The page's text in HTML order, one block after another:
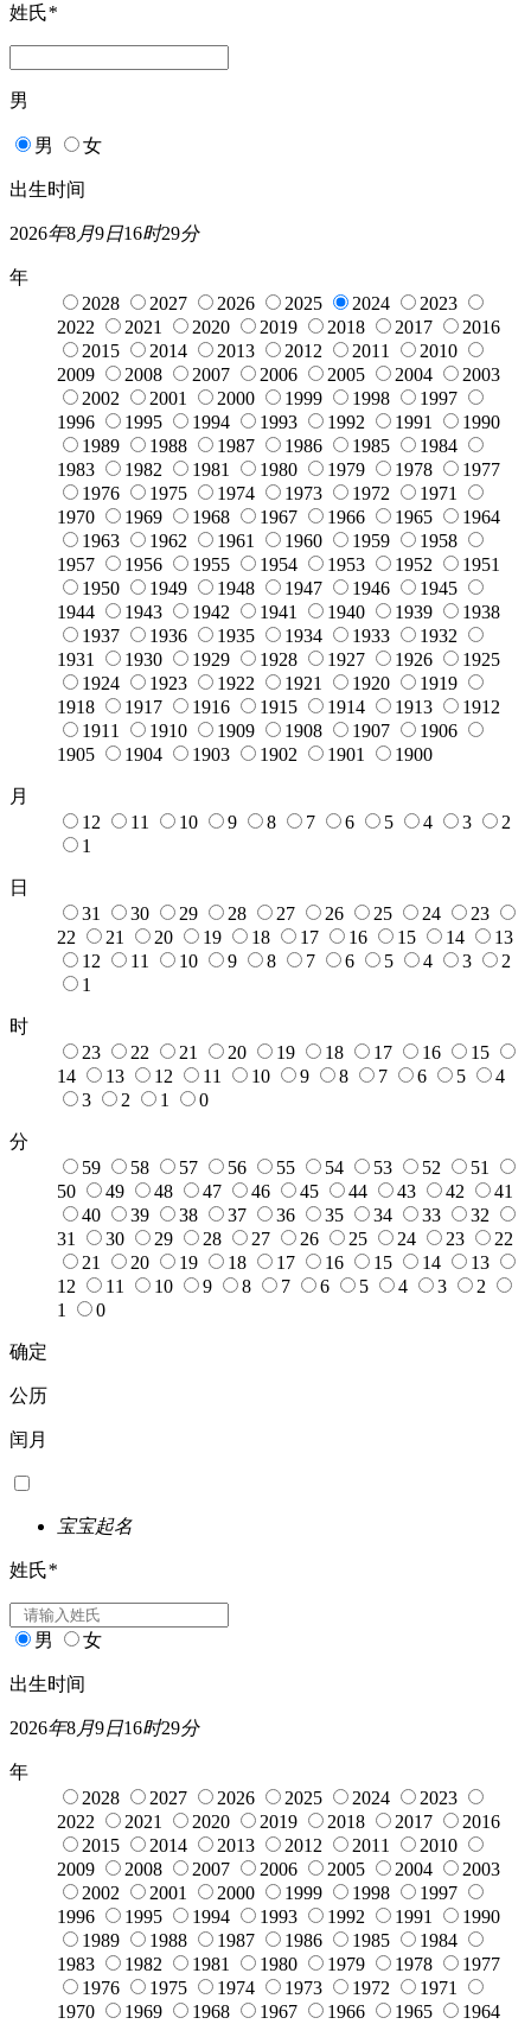
姓氏*
男
男 女
出生时间
2026年8月9日16时29分
年
2028
2027 2026 2025 2024
2023
2022
2021 2020 2019 2018 2017
2016
2015
2014 2013 2012 2011
2010
2009
2008 2007 2006 2005 2004
2003
2002
2001 2000 1999 1998
1997
1996
1995 1994 1993 1992 1991
1990
1989
1988 1987 1986 1985
1984
1983
1982 1981 1980 1979 1978
1977
1976
1975 1974 1973 1972
1971
1970
1969 1968 1967 1966 1965
1964
1963
1962 1961 1960 1959
1958
1957
1956 1955 1954 1953 1952
1951
1950
1949 1948 1947 1946
1945
1944
1943 1942 1941 1940 1939
1938
1937
1936 1935 1934 1933
1932
1931
1930 1929 1928 1927 1926
1925
1924
1923 1922 1921 1920
1919
1918
1917 1916 1915 1914 1913
1912
1911
1910 1909 1908 1907
1906
1905
1904 1903 1902 1901 1900
月
12
11 10 9 8 7 6 5 4 3
2
1
日
31
30 29 28 27 26 25 24
23
22
21 20 19 18 17 16 15 14
13
12
11 10 9 8 7 6 5 4 3
2
1
时
23
22 21 20 19 18 17 16
15
14
13 12 11 10 9 8 7 6 5
4
3
2 1 0
分
59
58 57 56 55 54 53 52
51
50
49 48 47 46 45 44 43 42
41
40
39 38 37 36 35 34 33
32
31
30 29 28 27 26 25 24 23
22
21
20 19 18 17 16 15 14
13
12
11 10 9 8 7 6 5 4 3
2
1
0
确定
公历
闰月
宝宝起名
姓氏*
男 女
出生时间
2026年8月9日16时29分
年
2028
2027 2026 2025 2024
2023
2022
2021 2020 2019 2018 2017
2016
2015
2014 2013 2012 2011
2010
2009
2008 2007 2006 2005 2004
2003
2002
2001 2000 1999 1998
1997
1996
1995 1994 1993 1992 1991
1990
1989
1988 1987 1986 1985
1984
1983
1982 1981 1980 1979 1978
1977
1976
1975 1974 1973 1972
1971
1970
1969 1968 1967 1966 1965
1964